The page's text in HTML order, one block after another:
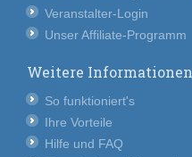
Veranstalter-Login
Unser Affiliate-Programm
Weitere Informationen
So funktioniert's
Ihre Vorteile
Hilfe und FAQ